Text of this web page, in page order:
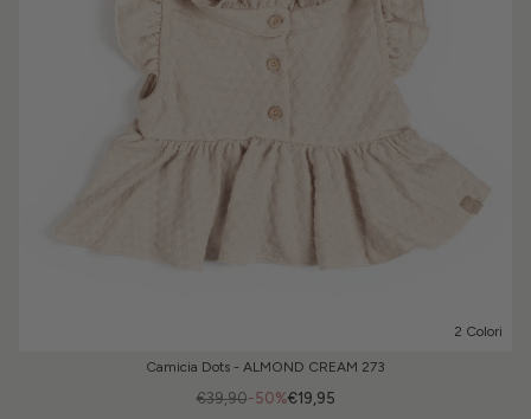
2 Colori
Camicia Dots - ALMOND CREAM 273
-50%
€39,90 €19,95